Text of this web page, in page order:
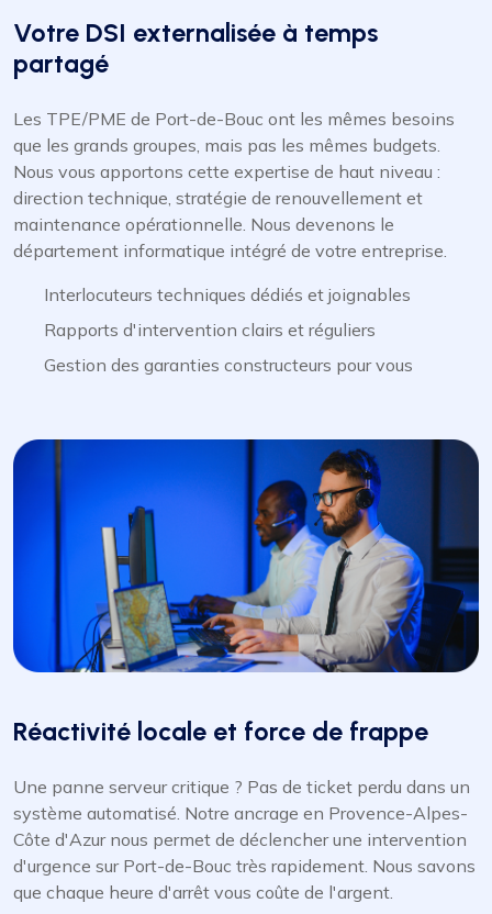
Votre DSI externalisée à temps
partagé
Les TPE/PME de Port-de-Bouc ont les mêmes besoins
que les grands groupes, mais pas les mêmes budgets.
Nous vous apportons cette expertise de haut niveau :
direction technique, stratégie de renouvellement et
maintenance opérationnelle. Nous devenons le
département informatique intégré de votre entreprise.
Interlocuteurs techniques dédiés et joignables
Rapports d'intervention clairs et réguliers
Gestion des garanties constructeurs pour vous
Réactivité locale et force de frappe
Une panne serveur critique ? Pas de ticket perdu dans un
système automatisé. Notre ancrage en Provence-Alpes-
Côte d'Azur nous permet de déclencher une intervention
d'urgence sur Port-de-Bouc très rapidement. Nous savons
que chaque heure d'arrêt vous coûte de l'argent.